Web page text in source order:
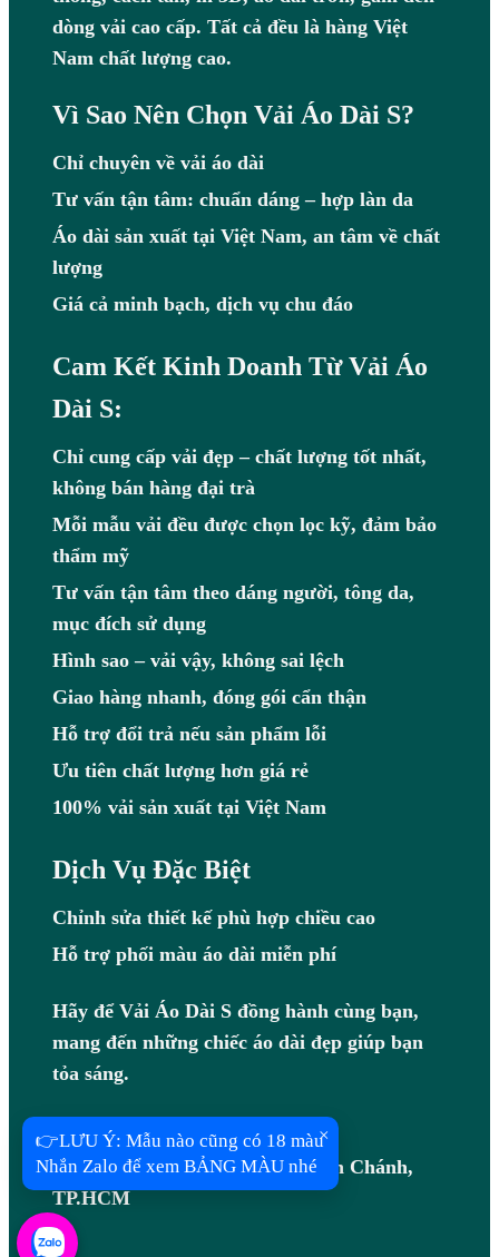
dòng vải cao cấp. Tất cả đều là hàng Việt
Nam chất lượng cao.
Vì Sao Nên Chọn Vải Áo Dài S?
Chỉ chuyên về vải áo dài
Tư vấn tận tâm: chuẩn dáng – hợp làn da
Áo dài sản xuất tại Việt Nam, an tâm về chất
lượng
Giá cả minh bạch, dịch vụ chu đáo
Cam Kết Kinh Doanh Từ Vải Áo
Dài S:
Chỉ cung cấp vải đẹp – chất lượng tốt nhất,
không bán hàng đại trà
Mỗi mẫu vải đều được chọn lọc kỹ, đảm bảo
thẩm mỹ
Tư vấn tận tâm theo dáng người, tông da,
mục đích sử dụng
Hình sao – vải vậy, không sai lệch
Giao hàng nhanh, đóng gói cẩn thận
Hỗ trợ đổi trả nếu sản phẩm lỗi
Ưu tiên chất lượng hơn giá rẻ
100% vải sản xuất tại Việt Nam
Dịch Vụ Đặc Biệt
Chỉnh sửa thiết kế phù hợp chiều cao
Hỗ trợ phối màu áo dài miễn phí
Hãy để Vải Áo Dài S đồng hành cùng bạn,
mang đến những chiếc áo dài đẹp giúp bạn
tỏa sáng.
Hotline: 0983408097
Địa chỉ: B7/7R Võ Văn Vân, Bình Chánh,
TP.HCM
×
👉LƯU Ý: Mẫu nào cũng có 18 màu
Nhắn Zalo để xem BẢNG MÀU nhé